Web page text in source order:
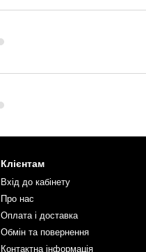
Клієнтам
Вхід до кабінету
Про нас
Оплата і доставка
Обмін та повернення
Контактна інформація